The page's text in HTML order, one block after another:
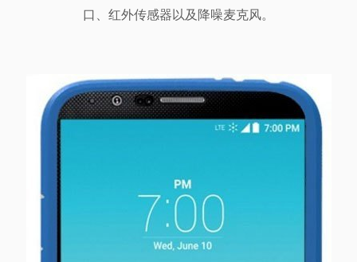
口、红外传感器以及降噪麦克风。